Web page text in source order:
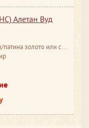
Алетан Вуд
золото или серебро